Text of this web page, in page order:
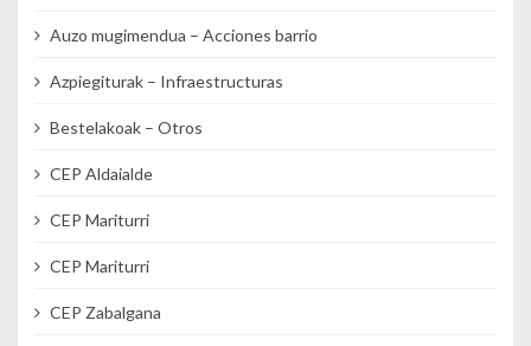
Auzo mugimendua – Acciones barrio
Azpiegiturak – Infraestructuras
Bestelakoak – Otros
CEP Aldaialde
CEP Mariturri
CEP Mariturri
CEP Zabalgana